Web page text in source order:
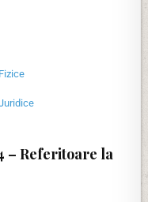
– Referitoare la